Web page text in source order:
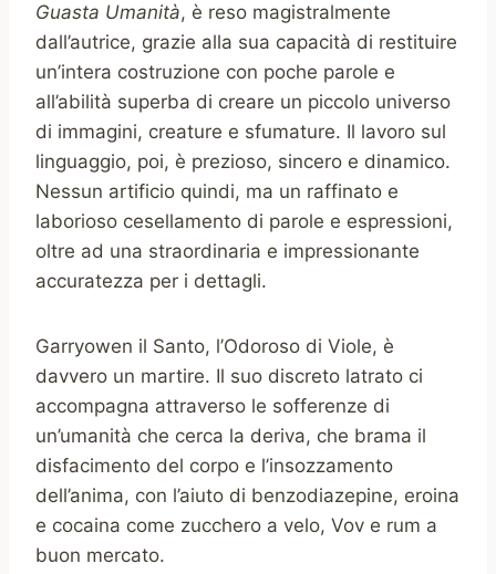
Guasta Umanità, è reso magistralmente
dall’autrice, grazie alla sua capacità di restituire
un’intera costruzione con poche parole e
all’abilità superba di creare un piccolo universo
di immagini, creature e sfumature. Il lavoro sul
linguaggio, poi, è prezioso, sincero e dinamico.
Nessun artificio quindi, ma un raffinato e
laborioso cesellamento di parole e espressioni,
oltre ad una straordinaria e impressionante
accuratezza per i dettagli.
Garryowen il Santo, l’Odoroso di Viole, è
davvero un martire. Il suo discreto latrato ci
accompagna attraverso le sofferenze di
un’umanità che cerca la deriva, che brama il
disfacimento del corpo e l’insozzamento
dell’anima, con l’aiuto di benzodiazepine, eroina
e cocaina come zucchero a velo, Vov e rum a
buon mercato.